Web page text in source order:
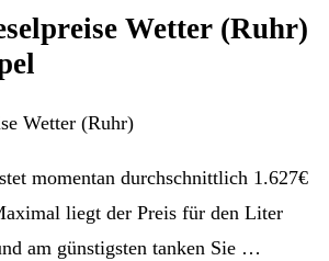
Wetter (Ruhr)
Wetter (Ruhr)
momentan durchschnittlich 1.627€
liegt der Preis für den Liter
am günstigsten tanken Sie …